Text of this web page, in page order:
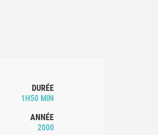
DURÉE
1H50 MIN
ANNÉE
2000